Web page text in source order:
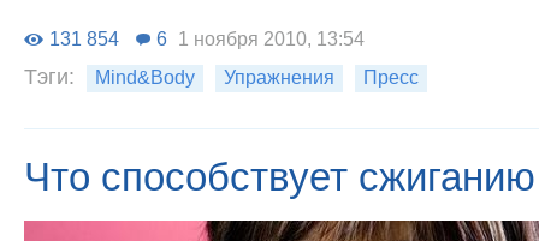
131 854 6 1 ноября 2010, 13:54
Тэги: Mind&Body Упражнения Пресс
Что способствует